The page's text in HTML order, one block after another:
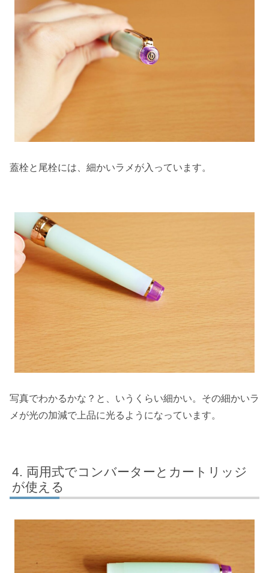
蓋栓と尾栓には、細かいラメが入っています。
写真でわかるかな？と、いうくらい細かい。その細かいラ
メが光の加減で上品に光るようになっています。
両用式でコンバーターとカートリッジ
が使える